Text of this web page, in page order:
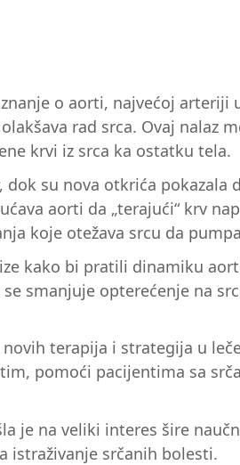
o aorti, najvećoj
rad srca. Ovaj nalaz
krvi iz srca ka ostatku tela.
su nova otkrića pokazala
aorti da „terajući“ krv
koje otežava srcu da
kako bi pratili dinamiku
smanjuje opterećenje na
terapija i strategija u
pomoći pacijentima sa
na veliki interes šire
istraživanje srčanih bolesti.